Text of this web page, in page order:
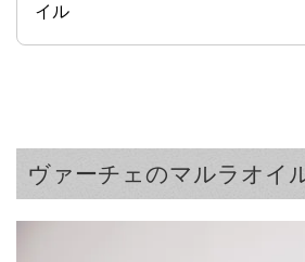
イル
ヴァーチェのマルラオ